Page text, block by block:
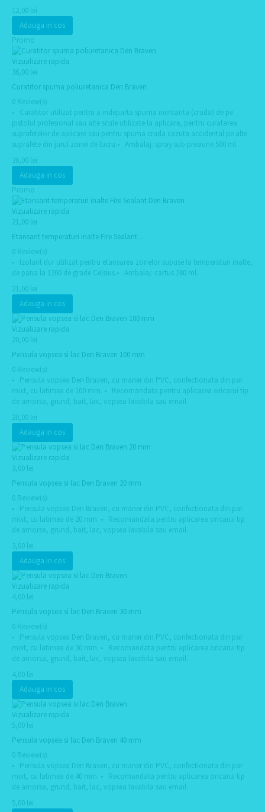
12,00 lei
Adauga in cos
Promo
Vizualizare rapida
36,00 lei
Curatitor spuma poliuretanica Den Braven
0 Review(s)
• Curatitor utilizat pentru a indeparta spuma neintarita (cruda) de pe
pistolul profesional sau alte scule utilizate la aplicare, pentru curatarea
suprafetelor de aplicare sau pentru spuma cruda cazuta accidental pe alte
suprafete din jurul zonei de lucru.• Ambalaj: spray sub presiune 500 ml.
36,00 lei
Adauga in cos
Promo
Vizualizare rapida
21,00 lei
Etansant temperaturi inalte Fire Sealant...
0 Review(s)
• Izolant dur utilizat pentru etansarea zonelor supuse la temperaturi inalte,
de pana la 1200 de grade Celsius.• Ambalaj: cartus 280 ml.
21,00 lei
Adauga in cos
Vizualizare rapida
20,00 lei
Pensula vopsea si lac Den Braven 100 mm
0 Review(s)
• Pensula vopsea Den Braven, cu maner din PVC, confectionata din par
mixt, cu latimea de 100 mm. • Recomandata pentru aplicarea oricarui tip
de amorsa, grund, bait, lac, vopsea lavabila sau email.
20,00 lei
Adauga in cos
Vizualizare rapida
3,00 lei
Pensula vopsea si lac Den Braven 20 mm
0 Review(s)
• Pensula vopsea Den Braven, cu maner din PVC, confectionata din par
mixt, cu latimea de 20 mm. • Recomandata pentru aplicarea oricarui tip
de amorsa, grund, bait, lac, vopsea lavabila sau email.
3,00 lei
Adauga in cos
Vizualizare rapida
4,00 lei
Pensula vopsea si lac Den Braven 30 mm
0 Review(s)
• Pensula vopsea Den Braven, cu maner din PVC, confectionata din par
mixt, cu latimea de 30 mm. • Recomandata pentru aplicarea oricarui tip
de amorsa, grund, bait, lac, vopsea lavabila sau email.
4,00 lei
Adauga in cos
Vizualizare rapida
5,00 lei
Pensula vopsea si lac Den Braven 40 mm
0 Review(s)
• Pensula vopsea Den Braven, cu maner din PVC, confectionata din par
mixt, cu latimea de 40 mm. • Recomandata pentru aplicarea oricarui tip
de amorsa, grund, bait, lac, vopsea lavabila sau email.
5,00 lei